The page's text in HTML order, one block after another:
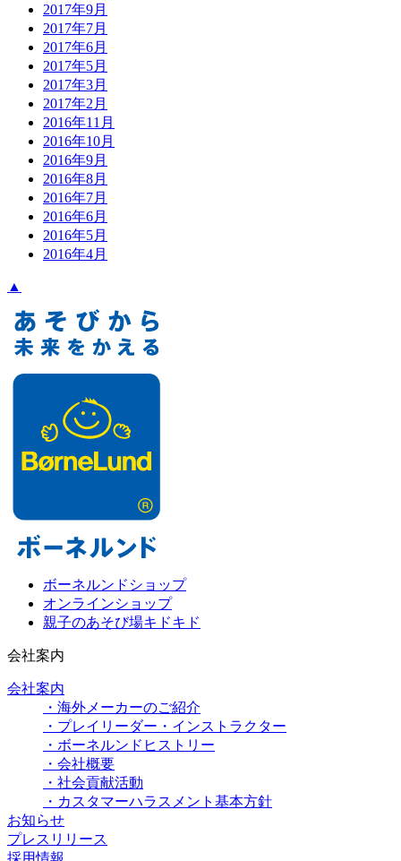
2017年9月
2017年7月
2017年6月
2017年5月
2017年3月
2017年2月
2016年11月
2016年10月
2016年9月
2016年8月
2016年7月
2016年6月
2016年5月
2016年4月
▲
ボーネルンドショップ
オンラインショップ
親子のあそび場キドキド
会社案内
会社案内
・海外メーカーのご紹介
・プレイリーダー・インストラクター
・ボーネルンドヒストリー
・会社概要
・社会貢献活動
・カスタマーハラスメント基本方針
お知らせ
プレスリリース
採用情報